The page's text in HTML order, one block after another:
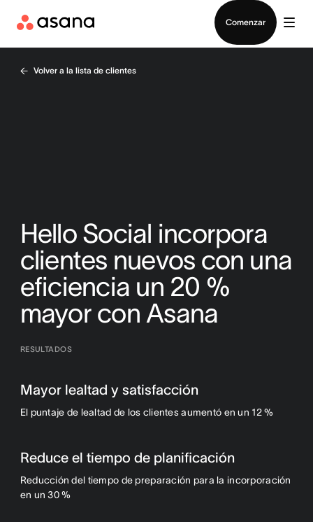
Comenzar
Volver a la lista de clientes
Hello Social incorpora
clientes nuevos con una
eficiencia un 20 %
mayor con Asana
RESULTADOS
Mayor lealtad y satisfacción
El puntaje de lealtad de los clientes aumentó en un 12 %
Reduce el tiempo de planificación
Reducción del tiempo de preparación para la incorporación
en un 30 %